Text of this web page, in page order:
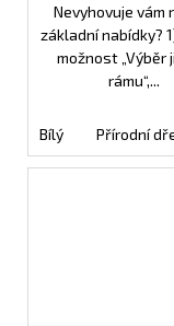
Nevyhovuje vám
základní nabídky?
možnost „Výběr
rámu“,...
Bílý Přírodní